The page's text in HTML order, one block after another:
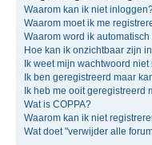
Waarom kan ik niet
Waarom moet ik me
Waarom word ik
Hoe kan ik onzichtbaar zijn
Ik weet mijn wachtwoord niet
Ik ben geregistreerd maar
Ik heb me ooit geregistreerd
Wat is COPPA?
Waarom kan ik niet
Wat doet "verwijder alle